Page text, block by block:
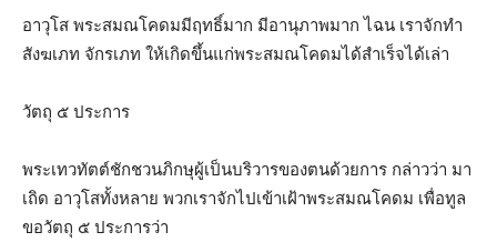
อาวุโส พระสมณโคดมมีฤทธิ์มาก มีอานุภาพมาก ไฉน เราจักทำ
สังฆเภท จักรเภท ให้เกิดขึ้นแก่พระสมณโคดมได้สำเร็จได้เล่า
วัตถุ ๕ ประการ
พระเทวทัตต์ชักชวนภิกษุผู้เป็นบริวารของตนด้วยการ กล่าวว่า มา
เถิด อาวุโสทั้งหลาย พวกเราจักไปเข้าเฝ้าพระสมณโคดม เพื่อทูล
ขอวัตถุ ๕ ประการว่า